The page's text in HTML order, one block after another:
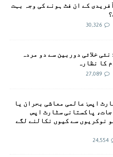
کے ان فٹ ہونے کی وجہ بہت
30,326
خلائی دوربین سے دو مردہ
کا نظارہ
27,089
اپس: عالمی معاشی بحران یا
پاکستانی سٹارٹ اپس
نوکریوں سے کیوں نکالنے لگے
24,554